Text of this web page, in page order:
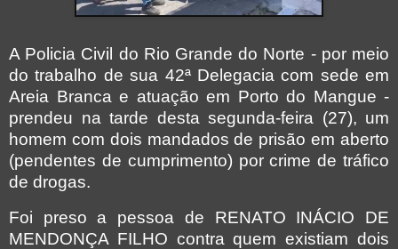
A Policia Civil do Rio Grande do Norte - por meio
do trabalho de sua 42ª Delegacia com sede em
Areia Branca e atuação em Porto do Mangue -
prendeu na tarde desta segunda-feira (27), um
homem com dois mandados de prisão em aberto
(pendentes de cumprimento) por crime de tráfico
de drogas.
Foi preso a pessoa de RENATO INÁCIO DE
MENDONÇA FILHO contra quem existiam dois